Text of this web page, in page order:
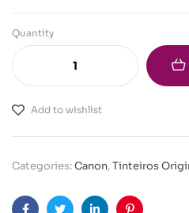
Quantity
Add to wishlist
Categories:Canon,Tinteiros